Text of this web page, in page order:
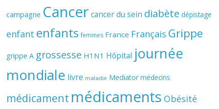
campagne Cancer cancer du sein diabète dépistage
enfant enfants femmes France Français Grippe
grippe A grossesse H1N1 Hôpital journée
mondiale livre maladie Mediator médecins
médicament médicaments Obésité